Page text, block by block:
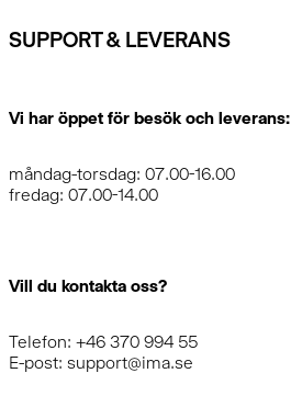
SUPPORT & LEVERANS
Vi har öppet för besök och leverans:
måndag-torsdag: 07.00-16.00
fredag: 07.00-14.00
Vill du kontakta oss?
Telefon: +46 370 994 55
E-post: support@ima.se